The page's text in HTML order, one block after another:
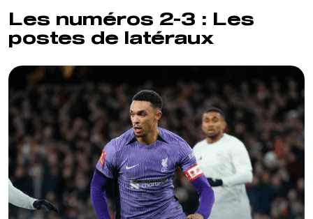
Les numéros 2-3 : Les
postes de latéraux